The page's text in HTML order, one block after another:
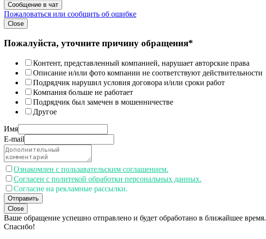
Сообщение в чат
Пожаловаться или сообщить об ошибке
Close
Пожалуйста, уточните причину обращения*
Контент, представленный компанией, нарушает авторские права
Описание и/или фото компании не соответствуют действительности
Подрядчик нарушил условия договора и/или сроки работ
Компания больше не работает
Подрядчик был замечен в мошенничестве
Другое
Имя
E-mail
Ознакомлен с пользавательским соглашением.
Согласен с политекой обработки персональных данных.
Согласие на рекламные рассылки.
Отправить
Close
Ваше обращение успешно отправлено и будет обработано в ближайшее время.
Спасибо!